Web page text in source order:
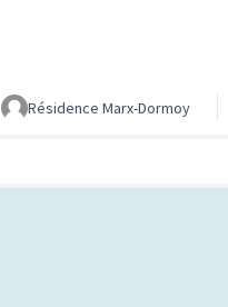
Résidence Marx-Dormoy